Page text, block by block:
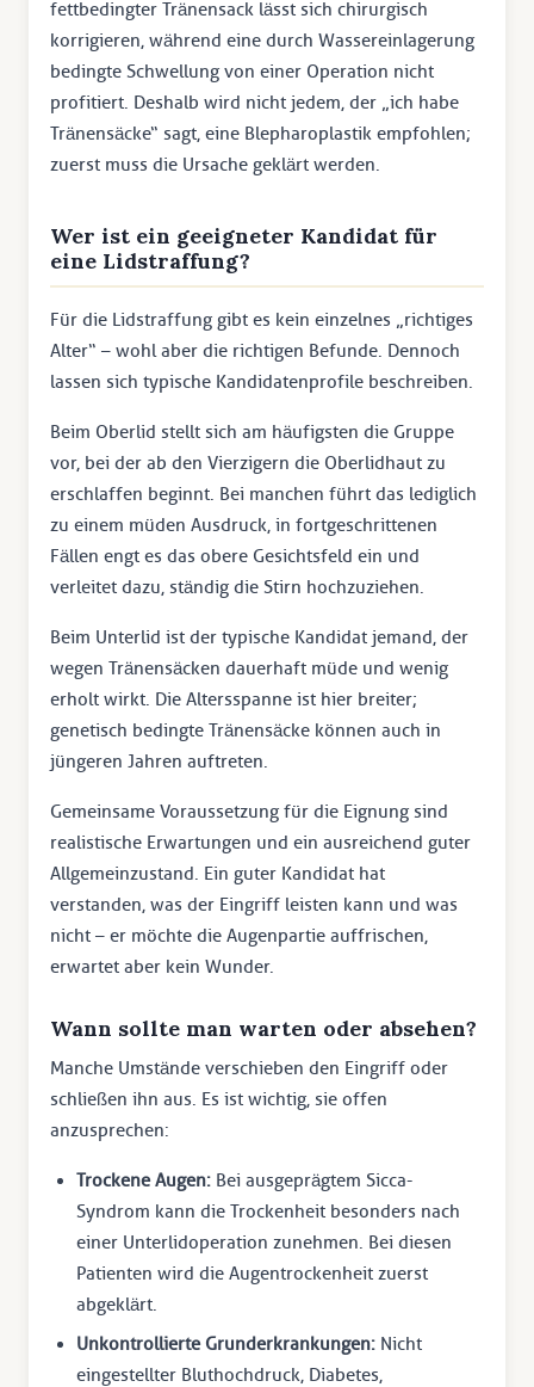
fettbedingter Tränensack lässt sich chirurgisch
korrigieren, während eine durch Wassereinlagerung
bedingte Schwellung von einer Operation nicht
profitiert. Deshalb wird nicht jedem, der „ich habe
Tränensäcke“ sagt, eine Blepharoplastik empfohlen;
zuerst muss die Ursache geklärt werden.
Wer ist ein geeigneter Kandidat für
eine Lidstraffung?
Für die Lidstraffung gibt es kein einzelnes „richtiges
Alter“ – wohl aber die richtigen Befunde. Dennoch
lassen sich typische Kandidatenprofile beschreiben.
Beim Oberlid stellt sich am häufigsten die Gruppe
vor, bei der ab den Vierzigern die Oberlidhaut zu
erschlaffen beginnt. Bei manchen führt das lediglich
zu einem müden Ausdruck, in fortgeschrittenen
Fällen engt es das obere Gesichtsfeld ein und
verleitet dazu, ständig die Stirn hochzuziehen.
Beim Unterlid ist der typische Kandidat jemand, der
wegen Tränensäcken dauerhaft müde und wenig
erholt wirkt. Die Altersspanne ist hier breiter;
genetisch bedingte Tränensäcke können auch in
jüngeren Jahren auftreten.
Gemeinsame Voraussetzung für die Eignung sind
realistische Erwartungen und ein ausreichend guter
Allgemeinzustand. Ein guter Kandidat hat
verstanden, was der Eingriff leisten kann und was
nicht – er möchte die Augenpartie auffrischen,
erwartet aber kein Wunder.
Wann sollte man warten oder absehen?
Manche Umstände verschieben den Eingriff oder
schließen ihn aus. Es ist wichtig, sie offen
anzusprechen:
Trockene Augen: Bei ausgeprägtem Sicca-
Syndrom kann die Trockenheit besonders nach
einer Unterlidoperation zunehmen. Bei diesen
Patienten wird die Augentrockenheit zuerst
abgeklärt.
Unkontrollierte Grunderkrankungen: Nicht
eingestellter Bluthochdruck, Diabetes,